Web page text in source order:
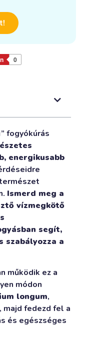
0
fogyókúrás
energikusabb
Ismerd meg a
vízmegkötő
segít,
szabályozza a
működik ez a
módon
longum,
majd fedezd fel a
és egészséges